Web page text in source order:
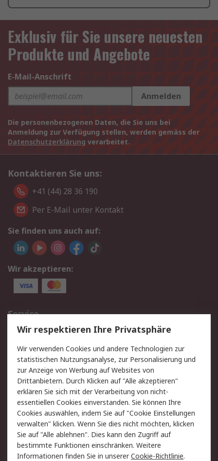
Exklusiv für Sie unsere neuesten
Produkte und Angebote
E-Mail-Anschrift
Anmelden
Die personenbezogenen Daten, die Sie uns bei
Anmeldung zur Verfügung stellen, werden gemäss der
Datenschutzerklärung verarbeitet.
Kontaktieren Sie uns:
+41 (44) 28 36 190
Per E-Mail unter Kontakt
Sie finden uns auch auf:
Wir akzeptieren:
Service
Value Added Services
Lieferlösungen
Rücksendungen
Kontakt
Hilfe
Rechtliches
AGB
Datenschutz
Cookie-Richtlinie
Zahlungsbedingungen
Copyright/Impressum
Über RS
Wir respektieren Ihre Privatsphäre
Wir verwenden Cookies und andere Technologien zur
statistischen Nutzungsanalyse, zur Personalisierung und
zur Anzeige von Werbung auf Websites von
Drittanbietern. Durch Klicken auf "Alle akzeptieren"
erklären Sie sich mit der Verarbeitung von nicht-
essentiellen Cookies einverstanden. Sie können Ihre
Cookies auswählen, indem Sie auf "Cookie Einstellungen
verwalten" klicken. Wenn Sie dies nicht möchten, klicken
Sie auf "Alle ablehnen". Dies kann den Zugriff auf
bestimmte Funktionen einschränken. Weitere
Informationen finden Sie in unsererCookie-Richtlinie.